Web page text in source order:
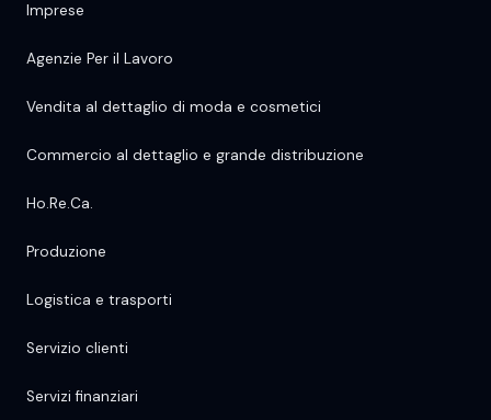
Imprese
Agenzie Per il Lavoro
Vendita al dettaglio di moda e cosmetici
Commercio al dettaglio e grande distribuzione
Ho.Re.Ca.
Produzione
Logistica e trasporti
Servizio clienti
Servizi finanziari